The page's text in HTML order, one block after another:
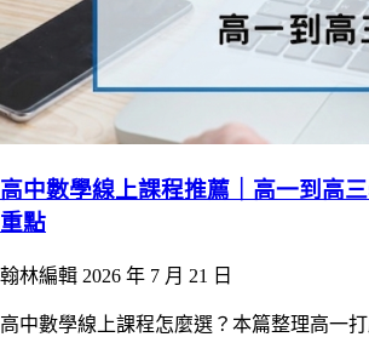
高中數學線上課程推薦｜高一到高
重點
翰林編輯 2026 年 7 月 21 日
高中數學線上課程怎麼選？本篇整理高一